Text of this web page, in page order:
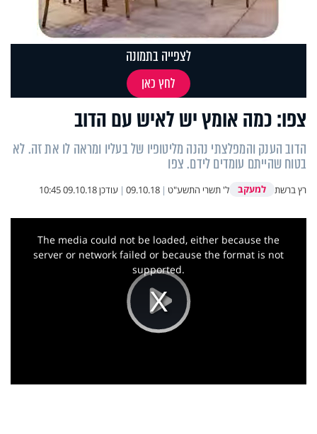
צפו: כמה אומץ יש לאיש עם הדוב
הדוב הענק והמפלצתי נהנה מליטופיו של בעליו ומראה לו את זה. לא
בטוח שהייתם עומדים לידם. צפו
רץ ברשת למעקב ל' תשרי התשע"ט |
09.10.18
| עודכן09.10.18 10:45
לצפייה בתמונה
לחץ כאן
Play
The media could not be loaded, either because the
server or network failed or because the format is not
supported.